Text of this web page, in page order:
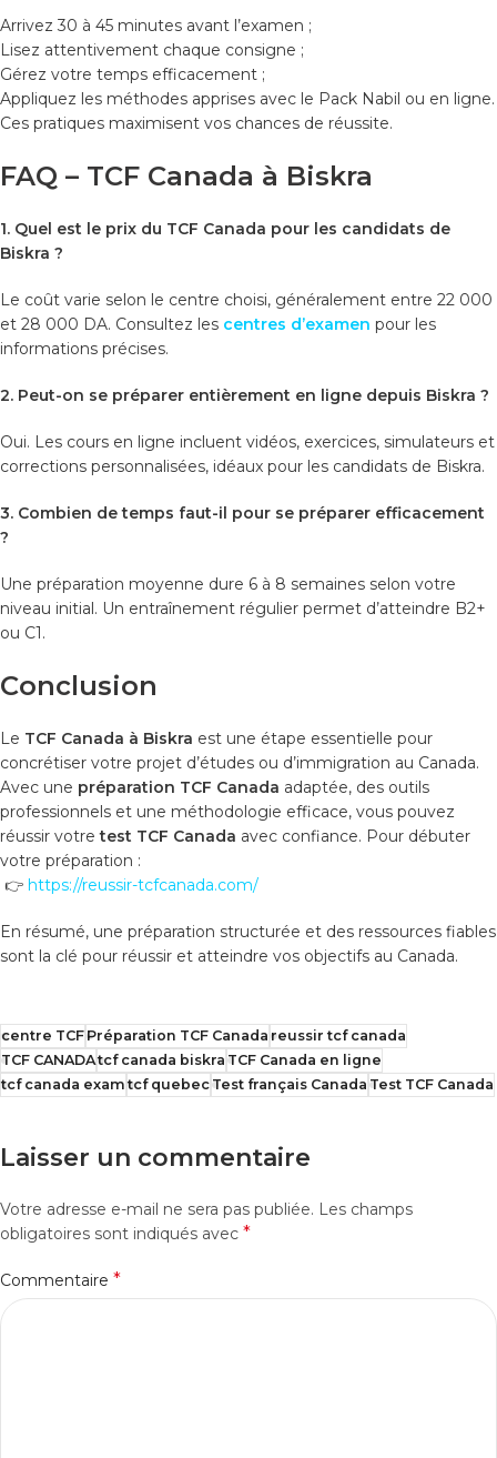
Arrivez 30 à 45 minutes avant l’examen ;
Lisez attentivement chaque consigne ;
Gérez votre temps efficacement ;
Appliquez les méthodes apprises avec le Pack Nabil ou en ligne.
Ces pratiques maximisent vos chances de réussite.
FAQ – TCF Canada à Biskra
1. Quel est le prix du TCF Canada pour les candidats de
Biskra ?
Le coût varie selon le centre choisi, généralement entre 22 000
et 28 000 DA. Consultez les centres d’examen pour les
informations précises.
2. Peut-on se préparer entièrement en ligne depuis Biskra ?
Oui. Les cours en ligne incluent vidéos, exercices, simulateurs et
corrections personnalisées, idéaux pour les candidats de Biskra.
3. Combien de temps faut-il pour se préparer efficacement
?
Une préparation moyenne dure 6 à 8 semaines selon votre
niveau initial. Un entraînement régulier permet d’atteindre B2+
ou C1.
Conclusion
Le TCF Canada à Biskra est une étape essentielle pour
concrétiser votre projet d’études ou d’immigration au Canada.
Avec une préparation TCF Canada adaptée, des outils
professionnels et une méthodologie efficace, vous pouvez
réussir votretest TCF Canada avec confiance. Pour débuter
votre préparation :
👉 https://reussir-tcfcanada.com/
En résumé, une préparation structurée et des ressources fiables
sont la clé pour réussir et atteindre vos objectifs au Canada.
centre TCFPréparation TCF Canada reussir tcf canada
TCF CANADAtcf canada biskra TCF Canada en ligne
tcf canada exam tcf quebecTest français Canada Test TCF Canada
Laisser un commentaire
Votre adresse e-mail ne sera pas publiée. Les champs
obligatoires sont indiqués avec *
Commentaire *